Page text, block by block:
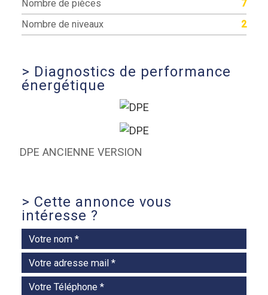
Nombre de pièces
7
Nombre de niveaux
2
> Diagnostics de performance
énergétique
DPE ANCIENNE VERSION
> Cette annonce vous
intéresse ?